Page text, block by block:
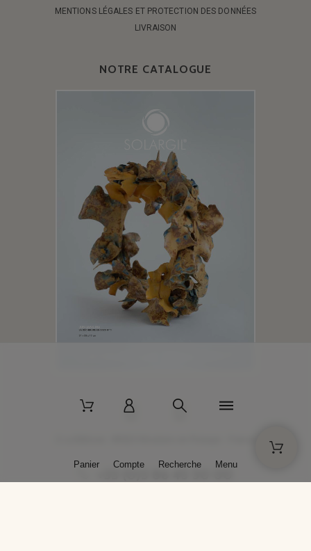
MENTIONS LÉGALES ET PROTECTION DES DONNÉES
LIVRAISON
NOTRE CATALOGUE
+33 (0)3 86 45 50 00
Panier Compte Recherche Menu